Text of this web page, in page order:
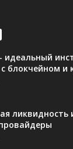
идеальный
блокчейном и
ликвидность